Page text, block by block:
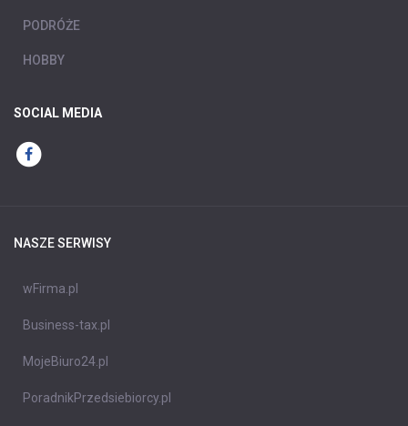
PODRÓŻE
HOBBY
SOCIAL MEDIA
NASZE SERWISY
wFirma.pl
Business-tax.pl
MojeBiuro24.pl
PoradnikPrzedsiebiorcy.pl